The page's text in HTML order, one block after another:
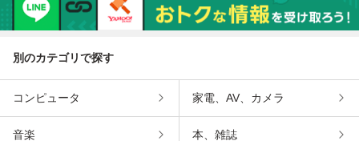
別のカテゴリで探す
コンピュータ 家電、AV、カメラ
音楽 本、雑誌